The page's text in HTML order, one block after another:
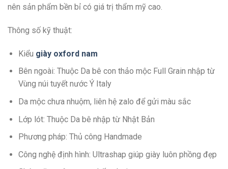
nên sản phẩm bền bỉ có giá trị thẩm mỹ cao.
Thông số kỹ thuật:
Kiểu giày oxford nam
Bên ngoài: Thuộc Da bê con thảo mộc Full Grain nhập từ
Vùng núi tuyết nước Ý Italy
Da mộc chưa nhuộm, liên hệ zalo để gửi màu sắc
Lớp lót: Thuộc Da bê nhập từ Nhật Bản
Phương pháp: Thủ công Handmade
Công nghệ định hình: Ultrashap giúp giày luôn phồng đẹp